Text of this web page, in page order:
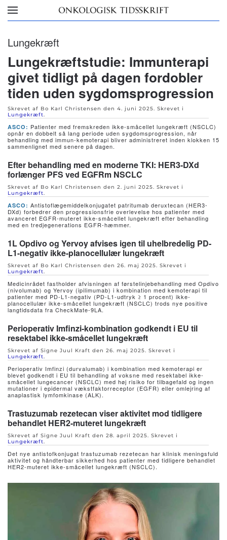
Skip to main content
Lungekræft
Lungekræftstudie: Immunterapi
givet tidligt på dagen fordobler
tiden uden sygdomsprogression
Skrevet af Bo Karl Christensen den 4. juni 2025. Skrevet i
Lungekræft.
ASCO: Patienter med fremskreden ikke-småcellet lungekræft (NSCLC)
opnår en dobbelt så lang periode uden sygdomsprogression, når
behandling med immun-kemoterapi bliver administreret inden klokken 15
sammenlignet med senere på dagen.
Efter behandling med en moderne TKI: HER3-DXd
forlænger PFS ved EGFRm NSCLC
Skrevet af Bo Karl Christensen den 2. juni 2025. Skrevet i
Lungekræft.
ASCO: Antistoflægemiddelkonjugatet patritumab deruxtecan (HER3-
DXd) forbedrer den progressionsfrie overlevelse hos patienter med
avanceret EGFR-muteret ikke-småcellet lungekræft efter behandling
med en tredje­generations EGFR-hæmmer.
1L Opdivo og Yervoy afvises igen til uhelbredelig PD-
L1-negativ ikke-planocellulær lungekræft
Skrevet af Bo Karl Christensen den 26. maj 2025. Skrevet i
Lungekræft.
Medicinrådet fastholder afvisningen af førstelinjebehandling med Opdivo
(nivolumab) og Yervoy (ipilimumab) i kombination med kemoterapi til
patienter med PD-L1-negativ (PD-L1-udtryk ≥ 1 procent) ikke-
planocellulær ikke-småcellet lungekræft (NSCLC) trods nye positive
langtidsdata fra CheckMate-9LA.
Perioperativ Imfinzi-kombination godkendt i EU til
resektabel ikke-småcellet lungekræft
Skrevet af Signe Juul Kraft den 26. maj 2025. Skrevet i
Lungekræft.
Perioperativ Imfinzi (durvalumab) i kombination med kemoterapi er
blevet godkendt i EU til behandling af voksne med resektabel ikke-
småcellet lungecancer (NSCLC) med høj risiko for tilbagefald og ingen
mutationer i epidermal vækstfaktorreceptor (EGFR) eller omlejring af
anaplastisk lymfomkinase (ALK).
Trastuzumab rezetecan viser aktivitet mod tidligere
behandlet HER2-muteret lungekræft
Skrevet af Signe Juul Kraft den 28. april 2025. Skrevet i
Lungekræft.
Det nye antistofkonjugat trastuzumab rezetecan har klinisk meningsfuld
aktivitet og håndterbar sikkerhed hos patienter med tidligere behandlet
HER2-muteret ikke-småcellet lungekræft (NSCLC).